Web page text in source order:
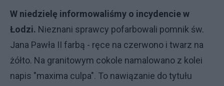
W niedzielę informowaliśmy o incydencie w
Łodzi. Nieznani sprawcy pofarbowali pomnik św.
Jana Pawła II farbą - ręce na czerwono i twarz na
żółto. Na granitowym cokole namalowano z kolei
napis "maxima culpa". To nawiązanie do tytułu